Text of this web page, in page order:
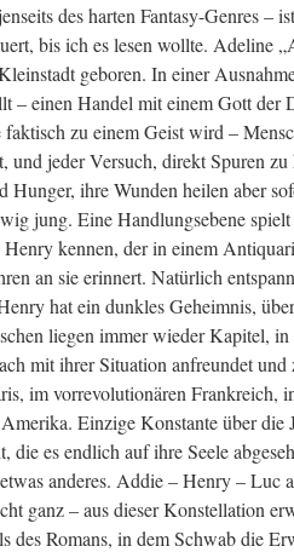
des har­ten Fan­ta­sy-Gen­res –
bis ich es lesen woll­te. Ade­line
gebo­ren. In einer
– einen Han­del mit einem Gott der
zu einem Geist wird –
und jeder Ver­such, direkt Spu­ren zu
Hun­ger, ihre Wun­den hei­len aber
jung. Eine Hand­lungs­ebe­ne
ken­nen, der in einem
an sie erin­nert. Natür­lich
hat ein dunk­les Geheim­nis,
lie­gen immer wie­der Kapi­tel, in
mit ihrer Situa­ti­on anfreun­det und
im vor­re­vo­lu­tio­nä­ren Frank­reich,
Ein­zi­ge Kon­stan­te über die
die es end­lich auf ihre See­le
ande­res. Addie – Hen­ry – Luc
ganz – aus die­ser Kon­stel­la­ti­on
des Romans, in dem Schwab die